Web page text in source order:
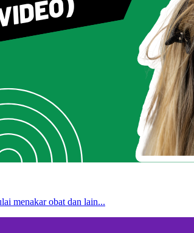
menakar obat dan lain...